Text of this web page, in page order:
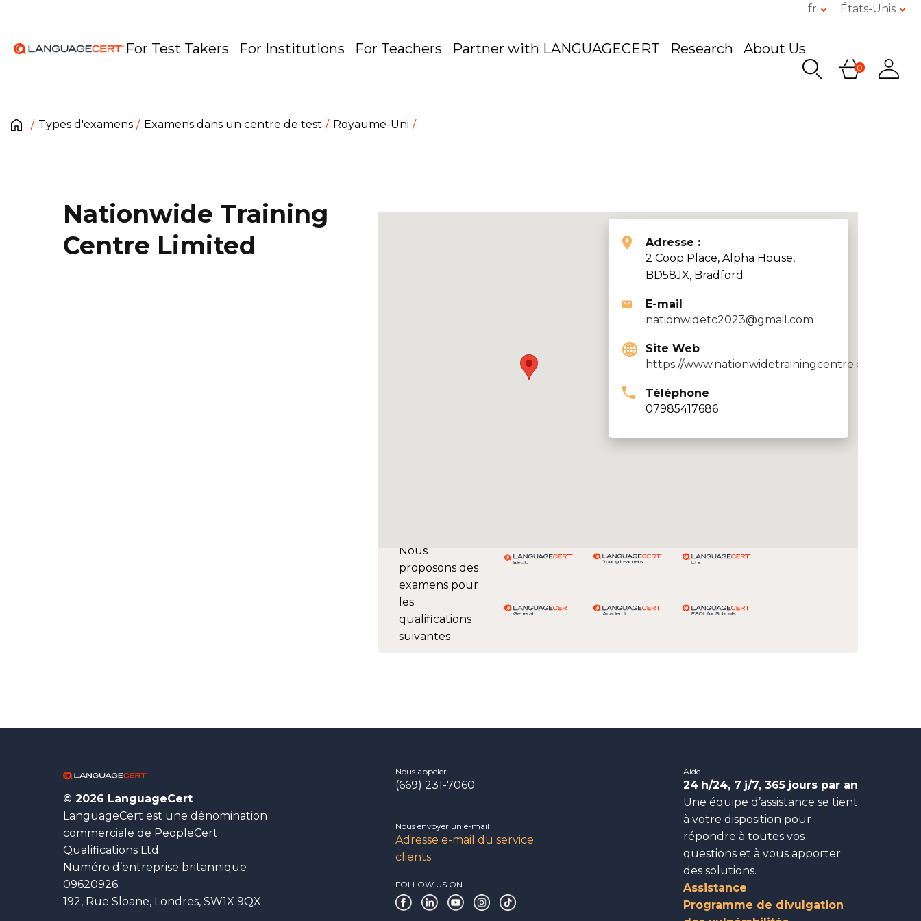
fr États-Unis
For Test Takers For Institutions For Teachers Partner with LANGUAGECERT Research About Us
0
Types d'examens Examens dans un centre de test Royaume-Uni
Nous
proposons des
examens pour
les
qualifications
suivantes :
Adresse :
2 Coop Place, Alpha House,
BD58JX, Bradford
E-mail
nationwidetc2023@gmail.com
Site Web
https://www.nationwidetrainingcentre.co.uk
Téléphone
07985417686
Nationwide Training
Centre Limited
© 2026 LanguageCert
LanguageCert est une dénomination
commerciale de PeopleCert
Qualifications Ltd.
Numéro d’entreprise britannique
09620926.
192, Rue Sloane, Londres, SW1X 9QX
Nous appeler
(669) 231-7060
Nous envoyer un e-mail
Adresse e-mail du service
clients
FOLLOW US ON
Aide
24 h/24, 7 j/7, 365 jours par an
Une équipe d’assistance se tient
à votre disposition pour
répondre à toutes vos
questions et à vous apporter
des solutions.
Assistance
Programme de divulgation